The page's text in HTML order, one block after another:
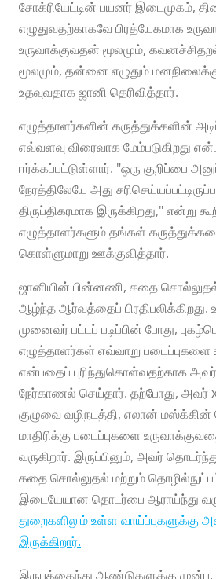
சோக்ரியேட்டின் பயனர் இடைமுகம்,
எழுதுவதற்காகவே பிரத்யேகமாக
உருவாக்குவதன் மூலமும்,
மூலமும், தன்னை எழுதும்
உதவுவதாக ஜானி தெரிவித்தார்.
எழுத்தாளர்களின் கருத்துக்களின்
எவ்வளவு விரைவாக மேம்படுகிறது
ஈர்க்கப்பட்டுள்ளார். "ஒரு குறிப்பை
நேரத்திலேயே அது
திருப்திகரமாக இருக்கிறது," என்று
எழுத்தாளர்களும் தங்கள்
கொள்ளுமாறு ஊக்குவித்தார்.
ஜானியின் பின்னணி, கதை
ஆழ்ந்த ஆர்வத்தைப் பிரதிபலிக்கிறது.
முனைவர் பட்டப் படிப்பின் போது,
எழுத்தாளர்கள் எவ்வாறு படைப்புகளை
என்பதைப் புரிந்துகொள்வதற்காக
நேர்காணல் செய்தார். தற்போது, ​​அவர்
குழுவை வழிநடத்தி, எலான் மஸ்க்கின்
மாதிரிக்கு படைப்புகளை
வருகிறார். இருப்பினும், அவர்
கதை சொல்லுதல் மற்றும்
இடையேயான தொடர்பை ஆராய்ந்து
துறைகளிலும் உள்ள வாய்ப்புகளுக்கு
இருக்கிறார்.
இருபத்தைந்து ஆண்டுகளுக்கு